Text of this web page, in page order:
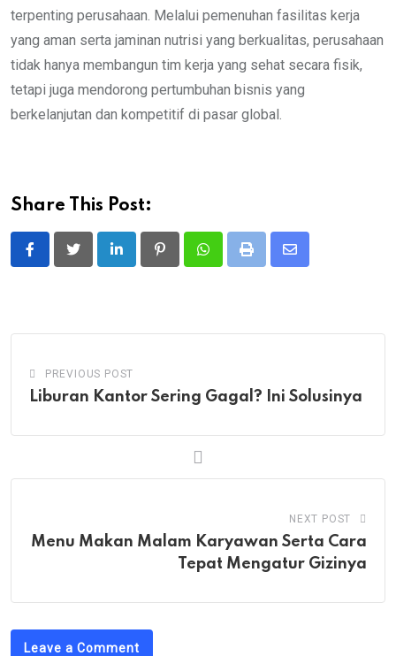
terpenting perusahaan. Melalui pemenuhan fasilitas kerja
yang aman serta jaminan nutrisi yang berkualitas, perusahaan
tidak hanya membangun tim kerja yang sehat secara fisik,
tetapi juga mendorong pertumbuhan bisnis yang
berkelanjutan dan kompetitif di pasar global.
Share This Post:
LinkedInPinterestWhatsappPrint
Share
PREVIOUS POST
Liburan Kantor Sering Gagal? Ini Solusinya
NEXT POST
Menu Makan Malam Karyawan Serta Cara
Tepat Mengatur Gizinya
Leave a Comment